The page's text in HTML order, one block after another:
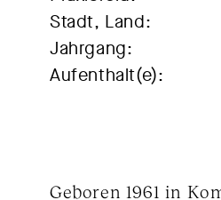
Stadt, Land:
Jahrgang:
Aufenthalt(e):
Geboren 1961 in